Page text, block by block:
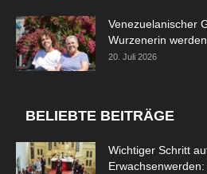
Venezuelanischer
Wurzenerin
20. Juli 2026
BELIEBTE BEITRÄGE
Wichtiger Schritt